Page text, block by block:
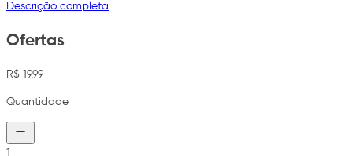
Descrição completa
Ofertas
R$ 19,99
Quantidade
1